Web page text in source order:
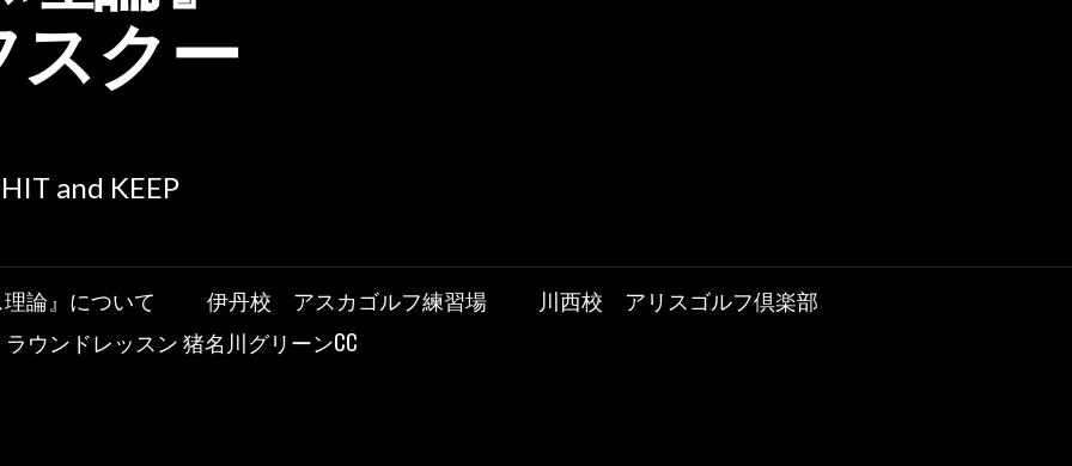
クー
and KEEP
理論』について 伊丹校 アスカゴルフ練習場
川西校 アリスゴルフ倶楽部
ラウンドレッスン 猪名川グリーンCC